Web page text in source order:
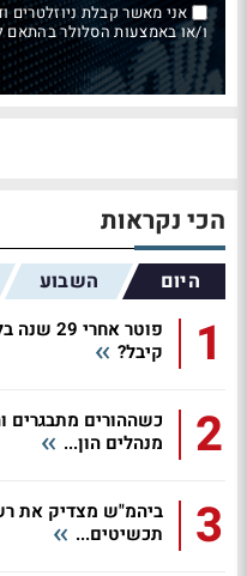
אני מאשר קבלת ניוזלטרים
ו/או באמצעות הסלולר בהתאם למפורט
הכי נקראות
היום השבוע
1
קיבל?
2
כשההורים מתבגרים
מנהלים הון...
3
ביהמ"ש מצדיק את
תכשיטים...